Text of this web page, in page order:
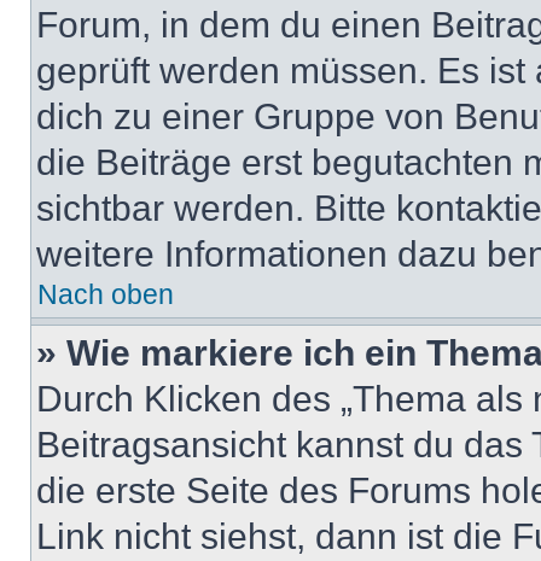
Forum, in dem du einen
geprüft werden müssen. Es
dich zu einer Gruppe von
die Beiträge erst begutachten
sichtbar werden. Bitte
weitere Informationen dazu
Nach oben
» Wie markiere ich ein
Durch Klicken des „Thema
Beitragsansicht kannst du
die erste Seite des Forums
Link nicht siehst, dann ist die